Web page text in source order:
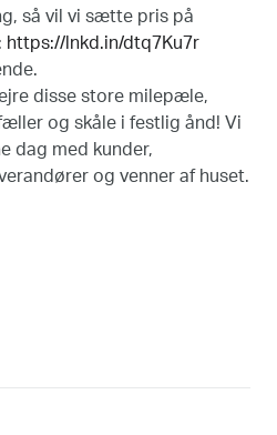
så vil vi sætte pris på
https://lnkd.in/dtq7Ku7r
disse store milepæle,
og skåle i festlig ånd! Vi
dag med kunder,
og venner af huset.